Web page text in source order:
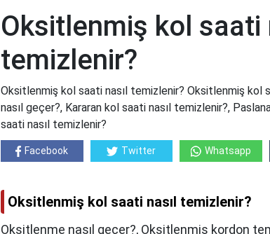
Oksitlenmiş kol saati
temizlenir?
Oksitlenmiş kol saati nasıl temizlenir? Oksitlenmiş kol
nasıl geçer?, Kararan kol saati nasıl temizlenir?,
saati nasıl temizlenir?
Facebook Twitter Whatsapp
Oksitlenmiş kol saati nasıl temizlenir?
Oksitlenme nasıl geçer?, Oksitlenmiş kordon